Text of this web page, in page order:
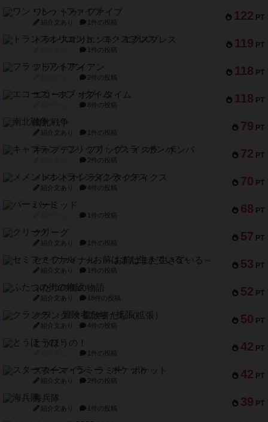
122 PT
ワン・トゥ・ファイブ
紹介文あり 1件の投稿
119 PT
トランスオリエント・エクスプレス
1件の投稿
118 PT
フラットアイアン
2件の投稿
118 PT
エコーズ・オブ・タイム
8件の投稿
79 PT
南北戦争
紹介文あり 1件の投稿
72 PT
キャプテン・フリップ：イスラ・ボンバ
2件の投稿
70 PT
メメントオンラインタクティクス
紹介文あり 4件の投稿
68 PT
パーミッド
1件の投稿
57 PT
クリーグ
紹介文あり 1件の投稿
53 PT
セミファイナル ～お前はまだ生きている～
紹介文あり 1件の投稿
52 PT
ふたつの街の物語
紹介文あり 18件の投稿
50 PT
クランク! ：冒険者たち（拡張）
紹介文あり 4件の投稿
42 PT
とうほうの！
1件の投稿
42 PT
スターマイン・ラミー ポケット
紹介文あり 2件の投稿
39 PT
海兵隊
紹介文あり 1件の投稿